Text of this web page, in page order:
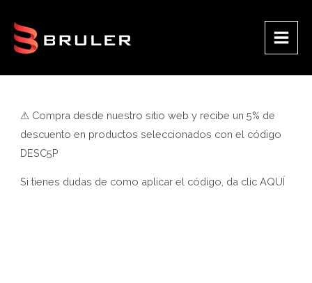
contenido
Main
⚠ Compra desde nuestro sitio web y recibe un 5% de
descuento en productos seleccionados con el código
DESC5P
Si tienes dudas de como aplicar el código, da clicAQUÍ